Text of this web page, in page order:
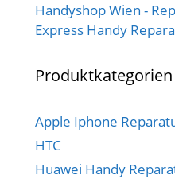
Handyshop Wien -
Express Handy
Produktkategorien
Apple Iphone
HTC
Huawei Handy